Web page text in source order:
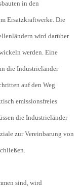
in den
Ersatzkraftwerke. Die
wird darüber
werden. Eine
die Industrieländer
auf den Weg
emissionsfreies
die Industrieländer
zur Vereinbarung von
sind, wird